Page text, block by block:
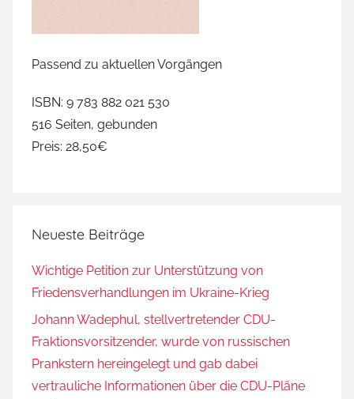
Passend zu aktuellen Vorgängen
ISBN: 9 783 882 021 530
516 Seiten, gebunden
Preis: 28,50€
Neueste Beiträge
Wichtige Petition zur Unterstützung von
Friedensverhandlungen im Ukraine-Krieg
Johann Wadephul, stellvertretender CDU-
Fraktionsvorsitzender, wurde von russischen
Prankstern hereingelegt und gab dabei
vertrauliche Informationen über die CDU-Pläne